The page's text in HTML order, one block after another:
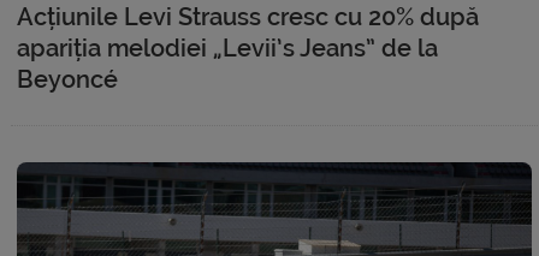
Acțiunile Levi Strauss cresc cu 20% după
apariția melodiei „Levii’s Jeans” de la
Beyoncé